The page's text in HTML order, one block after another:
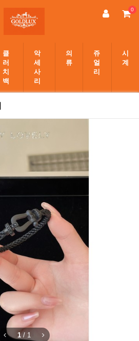
0
클
러
치
백
악
세
사
리
의
류
쥬
얼
리
시
계
1/ 1